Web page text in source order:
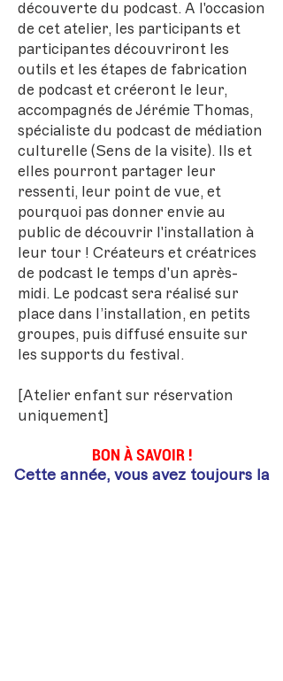
découverte du podcast. A l'occasion
de cet atelier, les participants et
participantes découvriront les
outils et les étapes de fabrication
de podcast et créeront le leur,
accompagnés de Jérémie Thomas,
spécialiste du podcast de médiation
culturelle (Sens de la visite). Ils et
elles pourront partager leur
ressenti, leur point de vue, et
pourquoi pas donner envie au
public de découvrir l'installation à
leur tour ! Créateurs et créatrices
de podcast le temps d'un après-
midi. Le podcast sera réalisé sur
place dans l’installation, en petits
groupes, puis diffusé ensuite sur
les supports du festival.
[Atelier enfant sur réservation
uniquement]
BON À SAVOIR !
Cette année, vous avez toujours la